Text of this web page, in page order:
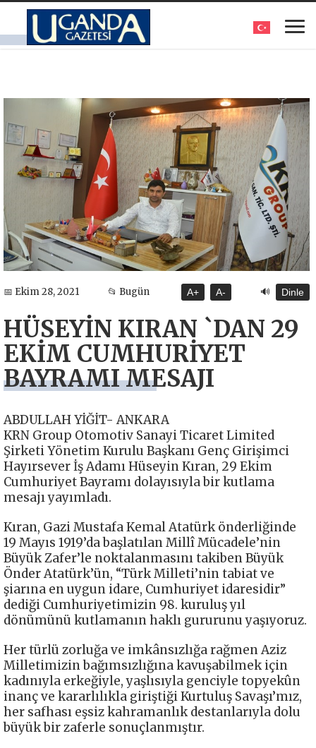
📅 Ekim 28, 2021 📂 Bugün A+ A- 🔊 Dinle
HÜSEYİN KIRAN `DAN 29
EKİM CUMHURİYET
BAYRAMI MESAJI
ABDULLAH YİĞİT- ANKARA
KRN Group Otomotiv Sanayi Ticaret Limited
Şirketi Yönetim Kurulu Başkanı Genç Girişimci
Hayırsever İş Adamı Hüseyin Kıran, 29 Ekim
Cumhuriyet Bayramı dolayısıyla bir kutlama
mesajı yayımladı.
Kıran, Gazi Mustafa Kemal Atatürk önderliğinde
19 Mayıs 1919’da başlatılan Millî Mücadele’nin
Büyük Zafer’le noktalanmasını takiben Büyük
Önder Atatürk’ün, “Türk Milleti’nin tabiat ve
şiarına en uygun idare, Cumhuriyet idaresidir”
dediği Cumhuriyetimizin 98. kuruluş yıl
dönümünü kutlamanın haklı gururunu yaşıyoruz.
Her türlü zorluğa ve imkânsızlığa rağmen Aziz
Milletimizin bağımsızlığına kavuşabilmek için
kadınıyla erkeğiyle, yaşlısıyla genciyle topyekûn
inanç ve kararlılıkla giriştiği Kurtuluş Savaşı’mız,
her safhası eşsiz kahramanlık destanlarıyla dolu
büyük bir zaferle sonuçlanmıştır.